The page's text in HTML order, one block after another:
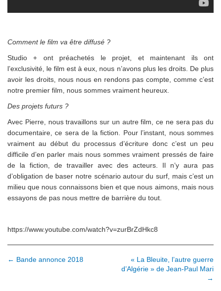
Comment le film va être diffusé ?
Studio + ont préachetés le projet, et maintenant ils ont
l’exclusivité, le film est à eux, nous n’avons plus les droits. De plus
avoir les droits, nous nous en rendons pas compte, comme c’est
notre premier film, nous sommes vraiment heureux.
Des projets futurs ?
Avec Pierre, nous travaillons sur un autre film, ce ne sera pas du
documentaire, ce sera de la fiction. Pour l’instant, nous sommes
vraiment au début du processus d’écriture donc c’est un peu
difficile d’en parler mais nous sommes vraiment pressés de faire
de la fiction, de travailler avec des acteurs. Il n’y aura pas
d’obligation de baser notre scénario autour du surf, mais c’est un
milieu que nous connaissons bien et que nous aimons, mais nous
essayons de pas nous mettre de barrière du tout.
https://www.youtube.com/watch?v=zurBrZdHkc8
N
← Bande annonce 2018
« La Bleuite, l’autre guerre
d’Algérie » de Jean-Paul Mari
→